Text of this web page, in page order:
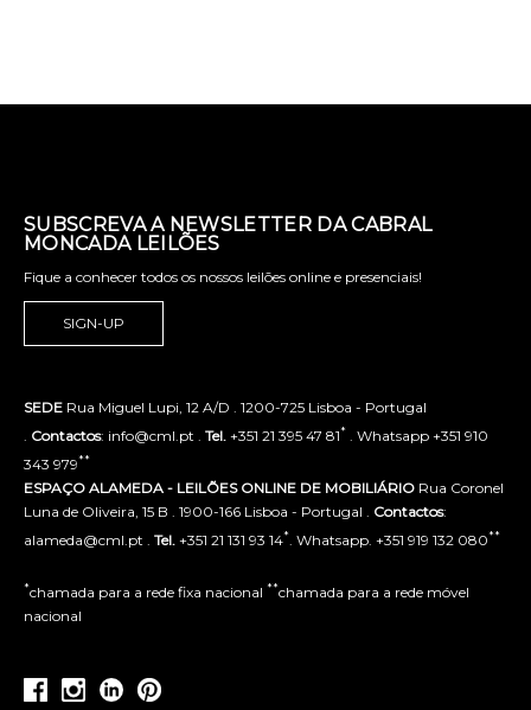
SUBSCREVA A NEWSLETTER DA CABRAL
MONCADA LEILÕES
Fique a conhecer todos os nossos leilões online e presenciais!
SIGN-UP
SEDE Rua Miguel Lupi, 12 A/D . 1200-725 Lisboa - Portugal
Contactos: info@cml.pt . Tel. +351 21 395 47 81* . Whatsapp +351 910
343 979**
ESPAÇO ALAMEDA - LEILÕES ONLINE DE MOBILIÁRIO Rua Coronel
Luna de Oliveira, 15 B . 1900-166 Lisboa - Portugal . Contactos:
alameda@cml.pt . Tel. +351 21 131 93 14* . Whatsapp. +351 919 132 080**
*chamada para a rede fixa nacional **chamada para a rede móvel
nacional